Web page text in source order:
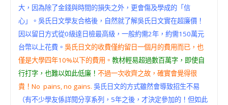
大，因為除了金錢與時間的損失之外，更會傷及學成的「信
心」。吳氏日文學友合格後，自然就了解吳氏日文實在超廉價！
因以留日方式從0級達日檢最高級，一般約需2年，約需150萬元
台幣以上花費。 吳氏日文的收費僅約留日一個月的費用而已，也
僅是大學四年10%以下的費用。 教材輕易超過數百萬字，即使自
行打字，也難以如此低廉！ 不過一次收齊之故，確實會覺得很
貴！No pains, no gains. 吳氏日文的方式雖然會導致招生不易
（有不少學友係詳閱分享系列，5年之後，才決定參加的！但如此